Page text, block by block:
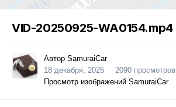
VID-20250925-WA0154.mp4
Автор SamuraiCar
18 декабря, 2025
2090 просмотров
Просмотр изображений SamuraiCar